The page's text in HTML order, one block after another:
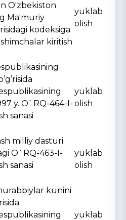
O'zbekiston
Ma'muriy
kodeksiga
kiritish
yuklab
olish
y. O`RQ-464-I-
sanasi
yuklab
olish
milliy dasturi
O`RQ-463-I-
sanasi
yuklab
olish
kunini
yuklab